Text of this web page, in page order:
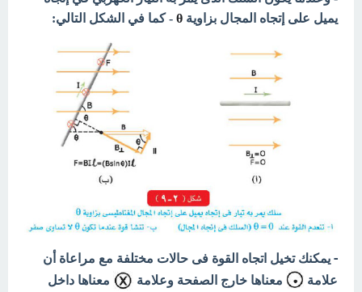
يميل على إتجاه المجال بزاوية θ - كما في الشكل التالي:
- يمكنك تخيل اتجاه القوة فى حالات مختلفة مع مراعاة أن
علامة
معناها خارج الصفحة وعلامة
معناها داخل